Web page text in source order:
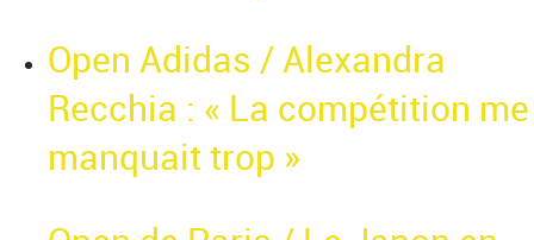
Open Adidas / Alexandra
Recchia : « La compétition me
manquait trop »